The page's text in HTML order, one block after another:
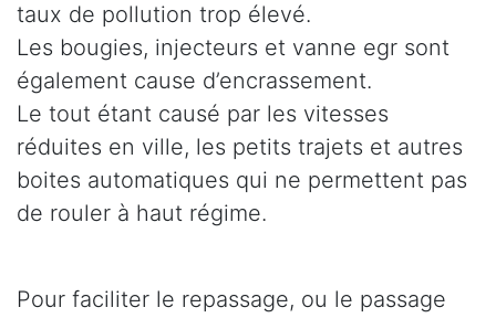
taux de pollution trop élevé.
Les bougies, injecteurs et vanne egr sont
également cause d’encrassement.
Le tout étant causé par les vitesses
réduites en ville, les petits trajets et autres
boites automatiques qui ne permettent pas
de rouler à haut régime.
Pour faciliter le repassage, ou le passage